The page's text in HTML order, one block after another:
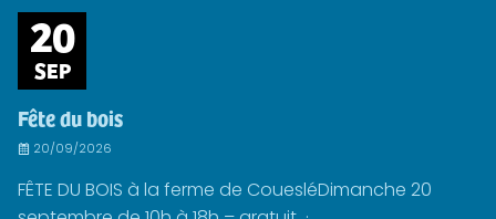
20
SEP
Fête du bois
20/09/2026
FÊTE DU BOIS à la ferme de CouesléDimanche 20